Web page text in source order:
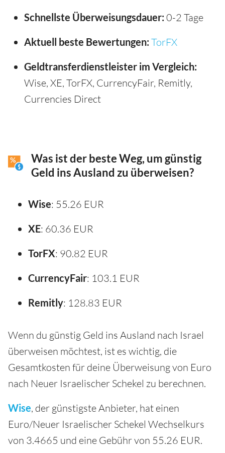
Schnellste Überweisungsdauer: 0-2 Tage
Aktuell beste Bewertungen: TorFX
Geldtransferdienstleister im Vergleich:
Wise, XE, TorFX, CurrencyFair, Remitly,
Currencies Direct
Was ist der beste Weg, um günstig
Geld ins Ausland zu überweisen?
Wise: 55.26 EUR
XE: 60.36 EUR
TorFX: 90.82 EUR
CurrencyFair: 103.1 EUR
Remitly: 128.83 EUR
Wenn du günstig Geld ins Ausland nach Israel
überweisen möchtest, ist es wichtig, die
Gesamtkosten für deine Überweisung von Euro
nach Neuer Israelischer Schekel zu berechnen.
Wise, der günstigste Anbieter, hat einen
Euro/Neuer Israelischer Schekel Wechselkurs
von 3.4665 und eine Gebühr von 55.26 EUR.